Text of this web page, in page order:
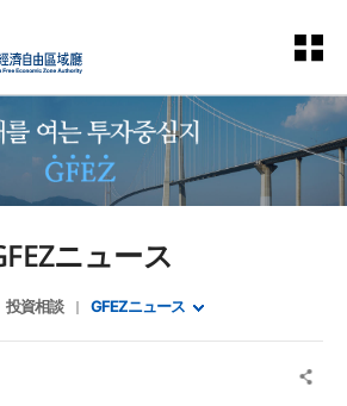
ニュース
投資相談 GFEZニュース